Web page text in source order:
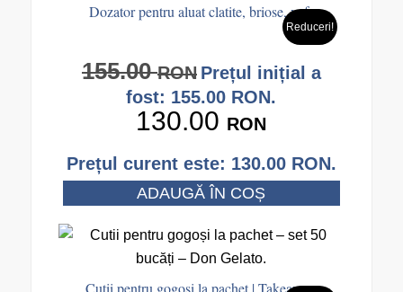
Dozator pentru aluat clatite, briose, vafe
155.00RON Prețul inițial a
fost: 155.00 RON.
130.00 RON
Prețul curent este: 130.00 RON.
ADAUGĂ ÎN COȘ
Reduceri!
Cutii pentru gogoși la pachet | Takeaway